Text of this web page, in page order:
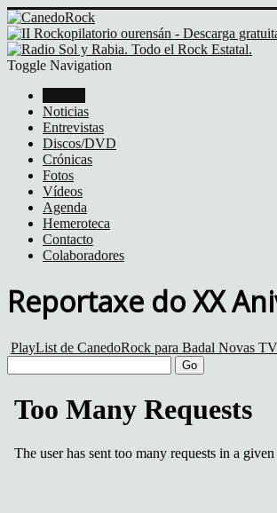
Toggle Navigation
Noticias
Entrevistas
Discos/DVD
Crónicas
Fotos
Vídeos
Agenda
Hemeroteca
Contacto
Colaboradores
Reportaxe do XX
PlayList de CanedoRock para Badal Novas
Go